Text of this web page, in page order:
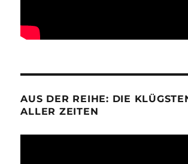
AUS DER REIHE: DIE
ALLER ZEITEN